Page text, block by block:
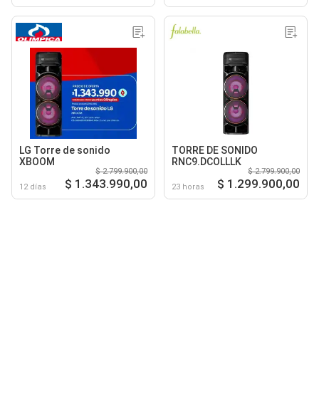
LG Torre de sonido
XBOOM
12 días
$ 2.799.900,00
$ 1.343.990,00
TORRE DE SONIDO
RNC9.DCOLLLK
23 horas
$ 2.799.900,00
$ 1.299.900,00